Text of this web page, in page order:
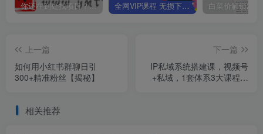
你还在到处找项目？还在当韭菜？我靠卖项目一个月收入5万+，曾经我也是个失败者。 全网VIP课程 无损下载~
上一篇
如何用小红书群聊日引
300+精准粉丝【揭秘】
下一篇
IP私域系统搭建课，视频号
+私域​，1套体系3大课程，
相关推荐